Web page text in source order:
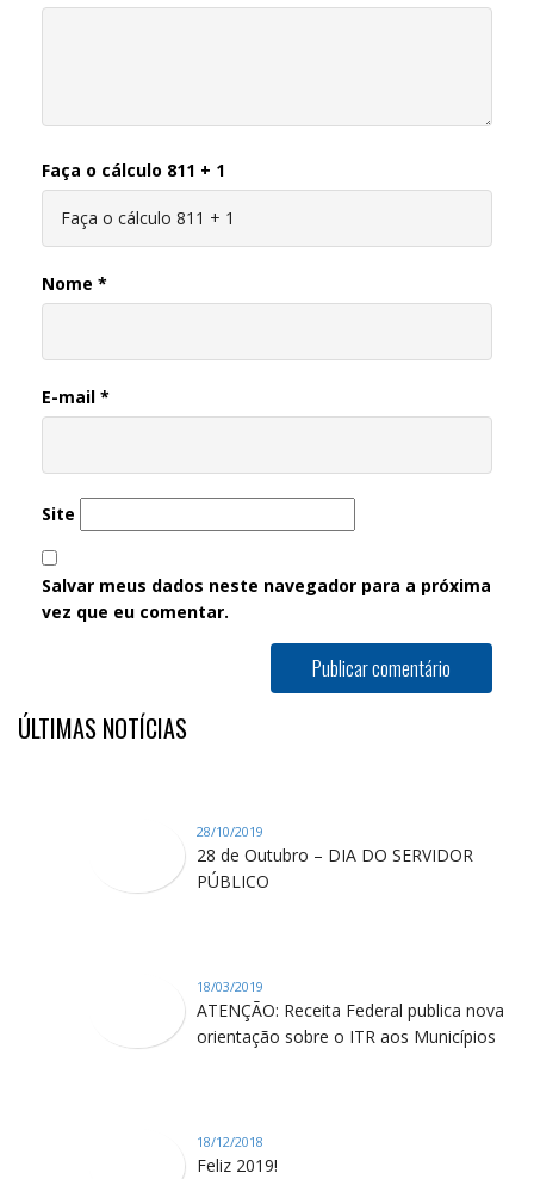
Faça o cálculo 811 + 1
Nome *
E-mail *
Site
Salvar meus dados neste navegador para a próxima
vez que eu comentar.
ÚLTIMAS NOTÍCIAS
28/10/2019
28 de Outubro – DIA DO SERVIDOR
PÚBLICO
18/03/2019
ATENÇÃO: Receita Federal publica nova
orientação sobre o ITR aos Municípios
18/12/2018
Feliz 2019!